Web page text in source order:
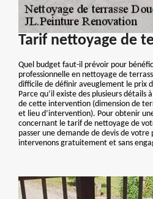
Tarif nettoyage de
Quel budget faut-il prévoir pour
professionnelle en nettoyage de
difficile de définir aveuglement le prix
Parce qu’il existe des plusieurs détails
de cette intervention (dimension de
et lieu d’intervention). Pour obtenir
concernant le tarif de nettoyage de
passer une demande de devis de
intervenons gratuitement et sans